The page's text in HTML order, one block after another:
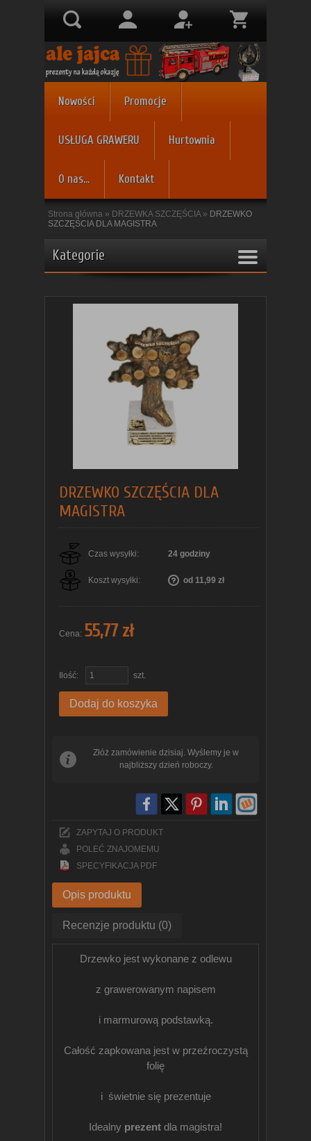
Nowości Promocje
USŁUGA GRAWERU Hurtownia
O nas... Kontakt
Strona główna » DRZEWKA SZCZĘŚCIA» DRZEWKO
SZCZĘŚCIA DLA MAGISTRA
Kategorie
DRZEWKO SZCZĘŚCIA DLA
MAGISTRA
Czas wysyłki: 24 godziny
Koszt wysyłki: od 11,99 zł
Cena: 55,77 zł
Ilość: szt.
Dodaj do koszyka
Złóż zamówienie dzisiaj. Wyślemy je w
najbliższy dzień roboczy.
ZAPYTAJ O PRODUKT
POLEĆ ZNAJOMEMU
SPECYFIKACJA PDF
Opis produktu
Recenzje produktu (0)
Drzewko jest wykonane z odlewu
z grawerowanym napisem
i marmurową podstawką.
Całość zapkowana jest w przeźroczystą
folię
i świetnie się prezentuje
Idealny prezent dla magistra!